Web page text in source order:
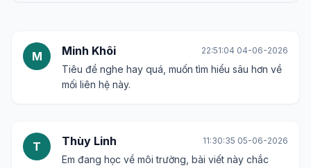
M Minh Khôi 22:51:04 04-06-2026
Tiêu đề nghe hay quá, muốn tìm hiểu sâu hơn về
mối liên hệ này.
T Thùy Linh 11:30:35 05-06-2026
Em đang học về môi trường, bài viết này chắc